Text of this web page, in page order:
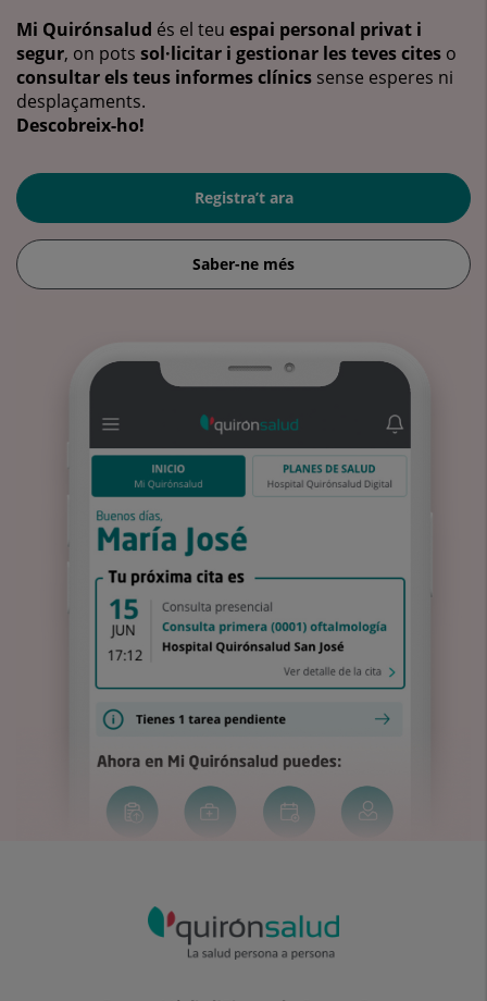
Mi Quirónsalud és el teu espai personal privat i
segur, on pots sol·licitar i gestionar les teves cites o
consultar els teus informes clínics sense esperes ni
desplaçaments.
Descobreix-ho!
Registra’t ara
Saber-ne més